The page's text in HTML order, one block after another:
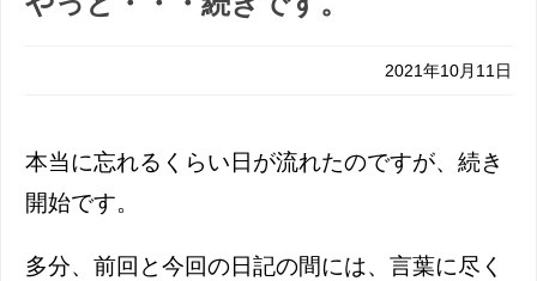
2021年10月11日
本当に忘れるくらい日が流れたのですが、続き
開始です。
多分、前回と今回の日記の間には、言葉に尽く